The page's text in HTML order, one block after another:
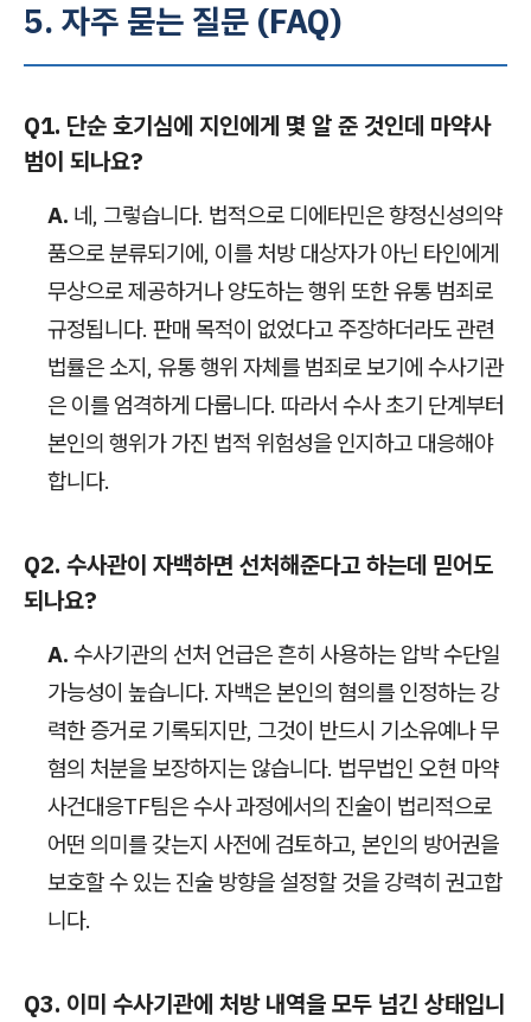
5. 자주 묻는 질문 (FAQ)
Q1. 단순 호기심에 지인에게 몇 알 준 것인데 마약사
범이 되나요?
A. 네, 그렇습니다. 법적으로 디에타민은 향정신성의약
품으로 분류되기에, 이를 처방 대상자가 아닌 타인에게
무상으로 제공하거나 양도하는 행위 또한 유통 범죄로
규정됩니다. 판매 목적이 없었다고 주장하더라도 관련
법률은 소지, 유통 행위 자체를 범죄로 보기에 수사기관
은 이를 엄격하게 다룹니다. 따라서 수사 초기 단계부터
본인의 행위가 가진 법적 위험성을 인지하고 대응해야
합니다.
Q2. 수사관이 자백하면 선처해준다고 하는데 믿어도
되나요?
A. 수사기관의 선처 언급은 흔히 사용하는 압박 수단일
가능성이 높습니다. 자백은 본인의 혐의를 인정하는 강
력한 증거로 기록되지만, 그것이 반드시 기소유예나 무
혐의 처분을 보장하지는 않습니다. 법무법인 오현 마약
사건대응TF팀은 수사 과정에서의 진술이 법리적으로
어떤 의미를 갖는지 사전에 검토하고, 본인의 방어권을
보호할 수 있는 진술 방향을 설정할 것을 강력히 권고합
니다.
Q3. 이미 수사기관에 처방 내역을 모두 넘긴 상태입니